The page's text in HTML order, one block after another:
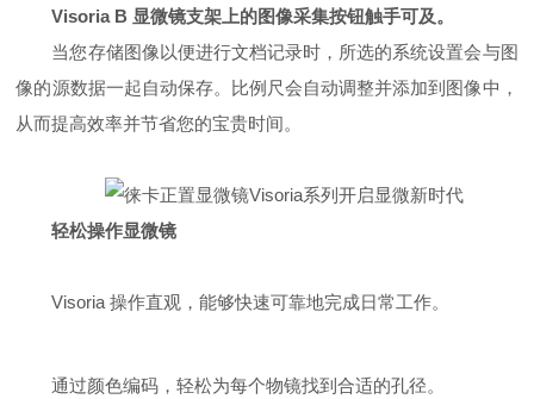
Visoria B 显微镜支架上的图像采集按钮触手可及。
当您存储图像以便进行文档记录时，所选的系统设置会与图
像的源数据一起自动保存。比例尺会自动调整并添加到图像中，
从而提高效率并节省您的宝贵时间。
轻松操作显微镜
Visoria 操作直观，能够快速可靠地完成日常工作。
通过颜色编码，轻松为每个物镜找到合适的孔径。